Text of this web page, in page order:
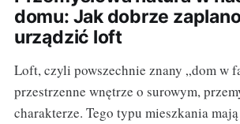
domu: Jak dobrze
urządzić loft
Loft, czyli powszechnie znany „dom w
przestrzenne wnętrze o surowym,
charakterze. Tego typu mieszkania